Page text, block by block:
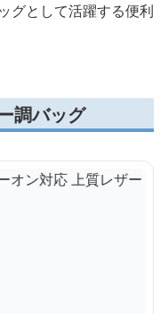
グとして活躍する便利
調バッグ